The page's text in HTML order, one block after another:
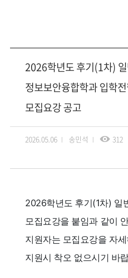
2026학년도 후기(1차)
정보보안융합학과 입학
모집요강 공고
2026.05.06 송민석 312
2026학년도 후기(1차) 일
모집요강을 붙임과 같이
지원자는 모집요강을 자
지원시 착오 없으시기 바